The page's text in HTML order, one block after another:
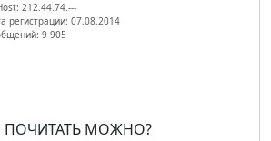
212.44.74.---
регистрации: 07.08.2014
9 905
ПОЧИТАТЬ МОЖНО?